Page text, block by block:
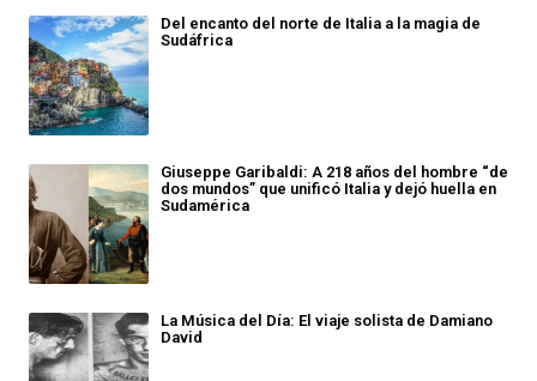
Del encanto del norte de Italia a la magia de
Sudáfrica
Giuseppe Garibaldi: A 218 años del hombre “de
dos mundos” que unificó Italia y dejó huella en
Sudamérica
La Música del Día: El viaje solista de Damiano
David